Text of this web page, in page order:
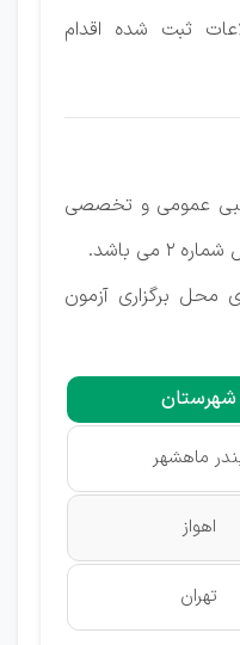
ثبت شده اقدام
عمومی و تخصصی
می باشد.
های محل برگزاری آزمون
شهرستان
ماهشهر
اهواز
تهران